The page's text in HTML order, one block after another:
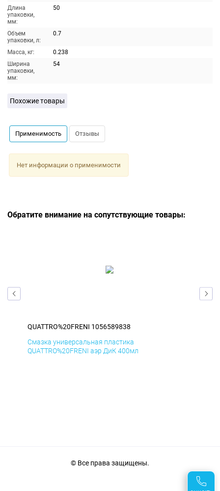
Длина
упаковки,
мм:
50
Объем
упаковки, л:
0.7
Масса, кг:
0.238
Ширина
упаковки,
мм:
54
Похожие товары
Применимость Отзывы
Нет информации о применимости
Обратите внимание на сопутствующие товары:
QUATTRO%20FRENI 1056589838
Смазка универсальная пластика
QUATTRO%20FRENI аэр ДиК 400мл
© Все права защищены.